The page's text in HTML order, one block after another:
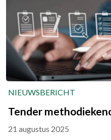
NIEUWSBERICHT
Tender
21 augustus 2025